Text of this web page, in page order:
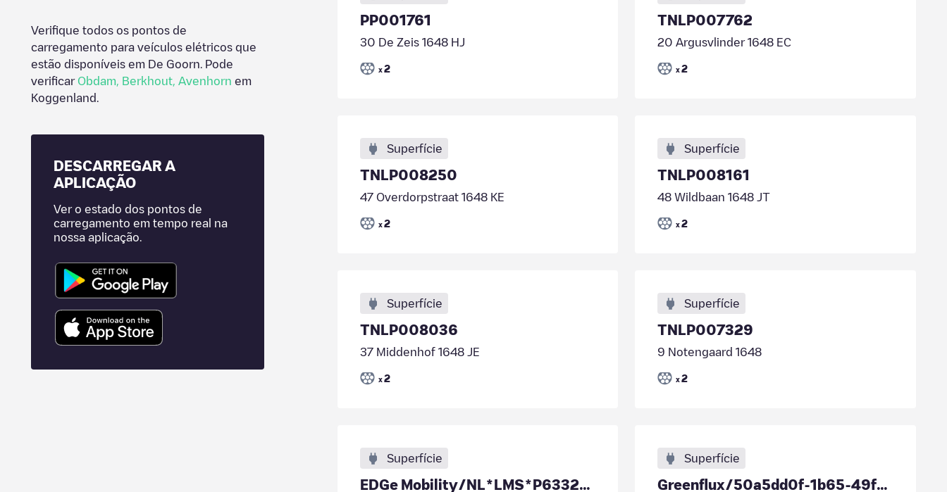
Verifique todos os pontos de
carregamento para veículos elétricos que
estão disponíveis em De Goorn . Pode
verificar Obdam Berkhout Avenhorn em
Koggenland
DESCARREGAR A
APLICAÇÃO
Ver o estado dos pontos de
carregamento em tempo real na
nossa aplicação.
PP001761
30 De Zeis 1648 HJ
x 2
TNLP007762
20 Argusvlinder 1648 EC
x 2
Superfície
TNLP008250
47 Overdorpstraat 1648 KE
x 2
Superfície
TNLP008161
48 Wildbaan 1648 JT
x 2
Superfície
TNLP008036
37 Middenhof 1648 JE
x 2
Superfície
TNLP007329
9 Notengaard 1648
x 2
Superfície
EDGe Mobility/NL*LMS*P63325066
Superfície
Greenflux/50a5dd0f-1b65-49f3-87f7-54847dfb40bc